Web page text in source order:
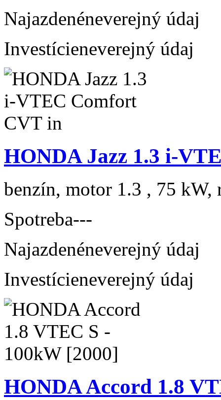
Najazdenéneverejný údaj
Investícieneverejný údaj
HONDA Jazz 1.3 i-
benzín, motor 1.3 , 75 kW,
Spotreba---
Najazdenéneverejný údaj
Investícieneverejný údaj
HONDA Accord 1.8